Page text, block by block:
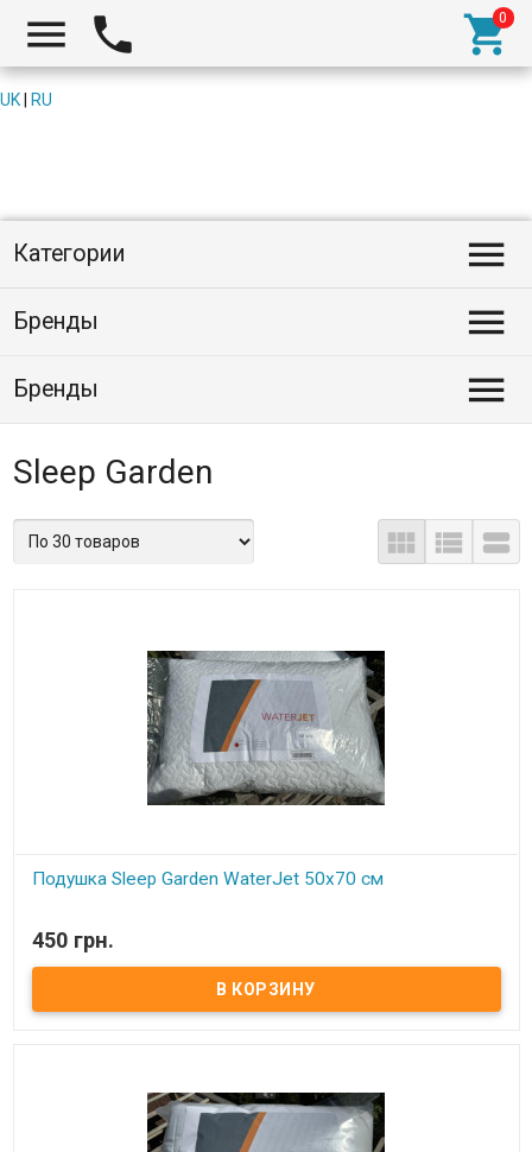
  
UK RU
Категории 
Бренды 
Бренды 
Sleep Garden
  
Подушка Sleep Garden WaterJet 50x70 см
Состав: силиконизированное волокно Чехол: микрофибра Вес:
800 грамм. Упаковка: фирменная сумка Производитель: Sleep
450 грн.